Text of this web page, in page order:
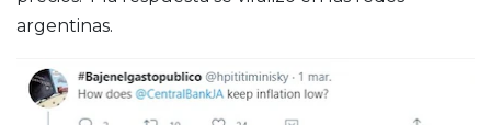
argentinas.